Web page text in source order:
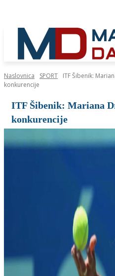
Naslovnica SPORT
ITF Šibenik:
konkurencije
ITF Šibenik: Mariana
konkurencije